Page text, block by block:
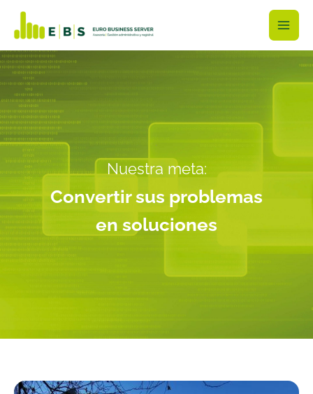
contenido
Nuestra meta:
Convertir sus problemas
en soluciones